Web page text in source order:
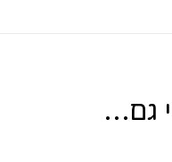
גם…